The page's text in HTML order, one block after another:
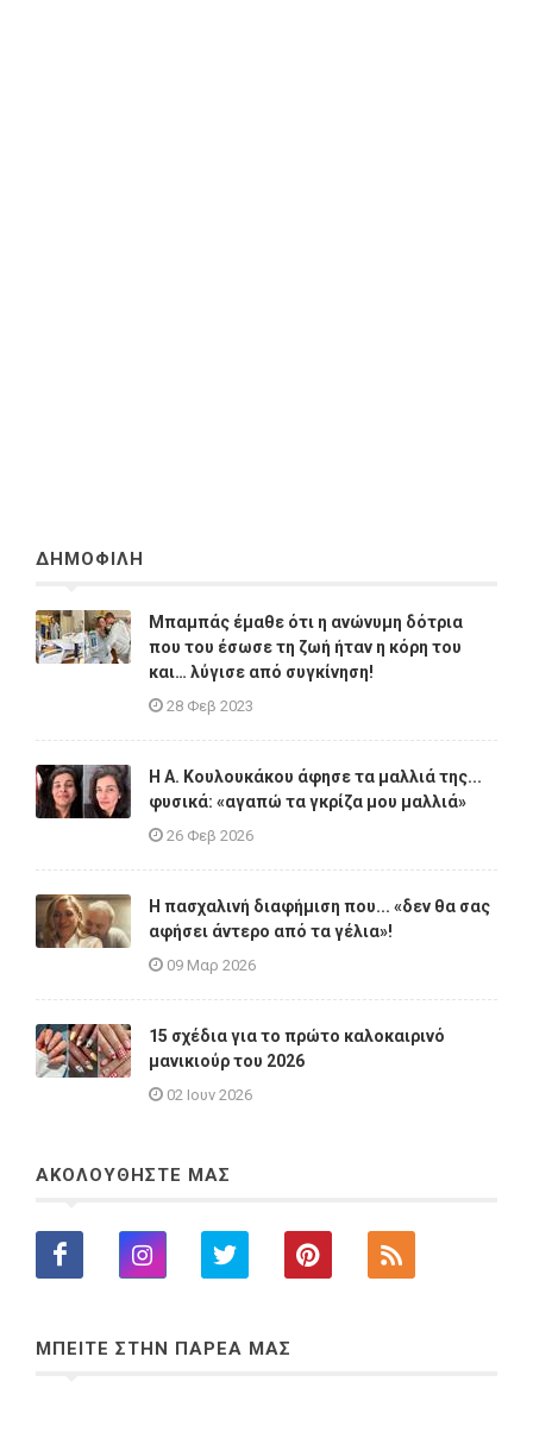
ΔΗΜΟΦΙΛΗ
Μπαμπάς έμαθε ότι η ανώνυμη δότρια
που του έσωσε τη ζωή ήταν η κόρη του
και… λύγισε από συγκίνηση!
28 Φεβ 2023
Η A. Κουλουκάκου άφησε τα μαλλιά της...
φυσικά: «αγαπώ τα γκρίζα μου μαλλιά»
26 Φεβ 2026
Η πασχαλινή διαφήμιση που... «δεν θα σας
αφήσει άντερο από τα γέλια»!
09 Μαρ 2026
15 σχέδια για το πρώτο καλοκαιρινό
μανικιούρ του 2026
02 Ιουν 2026
ΑΚΟΛΟΥΘΗΣΤΕ ΜΑΣ
ΜΠΕΙΤΕ ΣΤΗΝ ΠΑΡΕΑ ΜΑΣ